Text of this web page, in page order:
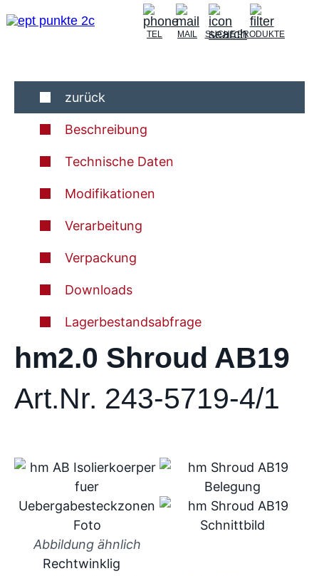
TEL MAIL SUCHEPRODUKTE
zurück
Beschreibung
Technische Daten
Modifikationen
Verarbeitung
Verpackung
Downloads
Lagerbestandsabfrage
hm2.0 Shroud AB19
Art.Nr. 243-5719-4/1
Abbildung ähnlich
Rechtwinklig